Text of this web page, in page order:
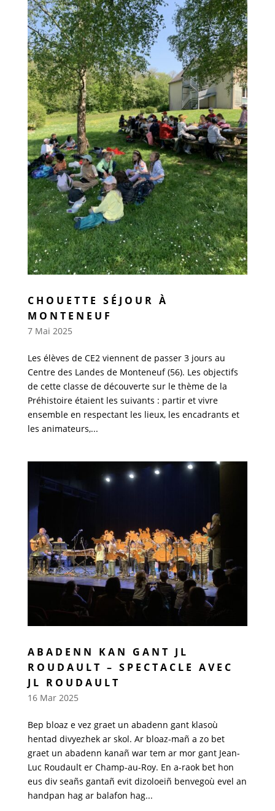
CHOUETTE SÉJOUR À
MONTENEUF
7 Mai 2025
Les élèves de CE2 viennent de passer 3 jours au
Centre des Landes de Monteneuf (56). Les objectifs
de cette classe de découverte sur le thème de la
Préhistoire étaient les suivants : partir et vivre
ensemble en respectant les lieux, les encadrants et
les animateurs,...
ABADENN KAN GANT JL
ROUDAULT – SPECTACLE AVEC
JL ROUDAULT
16 Mar 2025
Bep bloaz e vez graet un abadenn gant klasoù
hentad divyezhek ar skol. Ar bloaz-mañ a zo bet
graet un abadenn kanañ war tem ar mor gant Jean-
Luc Roudault er Champ-au-Roy. En a-raok bet hon
eus div seañs gantañ evit dizoloeiñ benvegoù evel an
handpan hag ar balafon hag...